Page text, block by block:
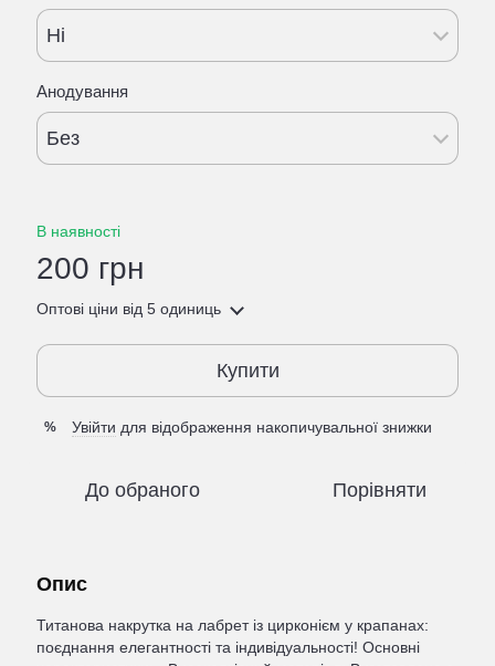
Ні
Анодування
Без
В наявності
200 грн
Оптові ціни від 5 одиниць
Купити
% Увійти для відображення накопичувальної знижки
До обраного Порівняти
Опис
Титанова накрутка на лабрет із цирконієм у крапанах:
поєднання елегантності та індивідуальності! Основні